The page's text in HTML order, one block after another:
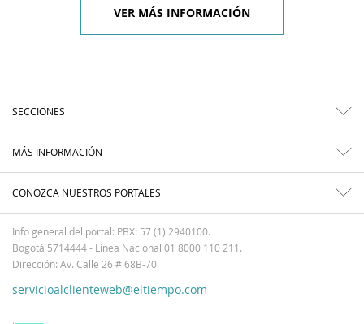
VER MÁS INFORMACIÓN
SECCIONES
MÁS INFORMACIÓN
CONOZCA NUESTROS PORTALES
Info general del portal: PBX: 57 (1) 2940100.
Bogotá 5714444 - Línea Nacional 01 8000 110 211.
Dirección: Av. Calle 26 # 68B-70.
servicioalclienteweb@eltiempo.com